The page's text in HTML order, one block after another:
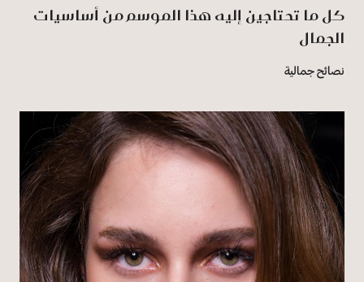
كل ما تحتاجين إليه هذا الموسم من أساسيات
الجمال
نصائح جمالية